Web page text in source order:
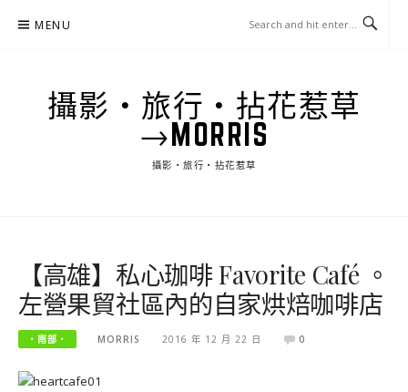
MENU
攝影‧旅行‧拈花惹草
→MORRIS
攝影‧旅行‧拈花惹草
【高雄】私心珈啡 Favorite Café 。
左營果貿社區內的自家烘焙咖啡店
‧南部‧ MORRIS 2016 年 12 月 22 日 0